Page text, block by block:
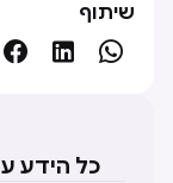
שיתוף



כל הידע